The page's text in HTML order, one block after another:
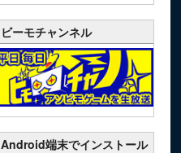
ビーモチャンネル
Android端末でインストール